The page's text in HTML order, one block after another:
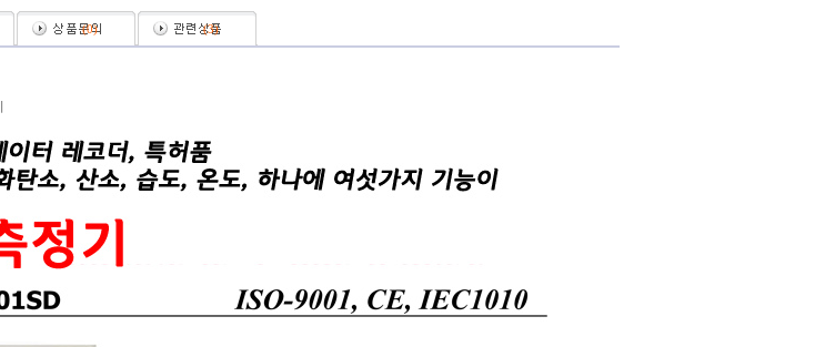
(0) (3)